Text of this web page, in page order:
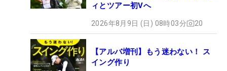
ィとツアー初Vへ
2026年8月9日 (日) 08時03分 20
【アルバ増刊】もう迷わない！ ス
イング作り